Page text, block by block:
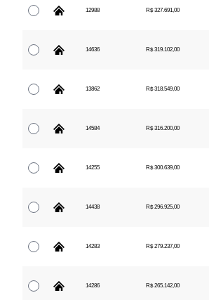
12988 R$ 327.691,00
14636 R$ 319.102,00
13862 R$ 318.549,00
14584 R$ 316.200,00
14255 R$ 300.639,00
14438 R$ 296.925,00
14283 R$ 279.237,00
14286 R$ 265.142,00